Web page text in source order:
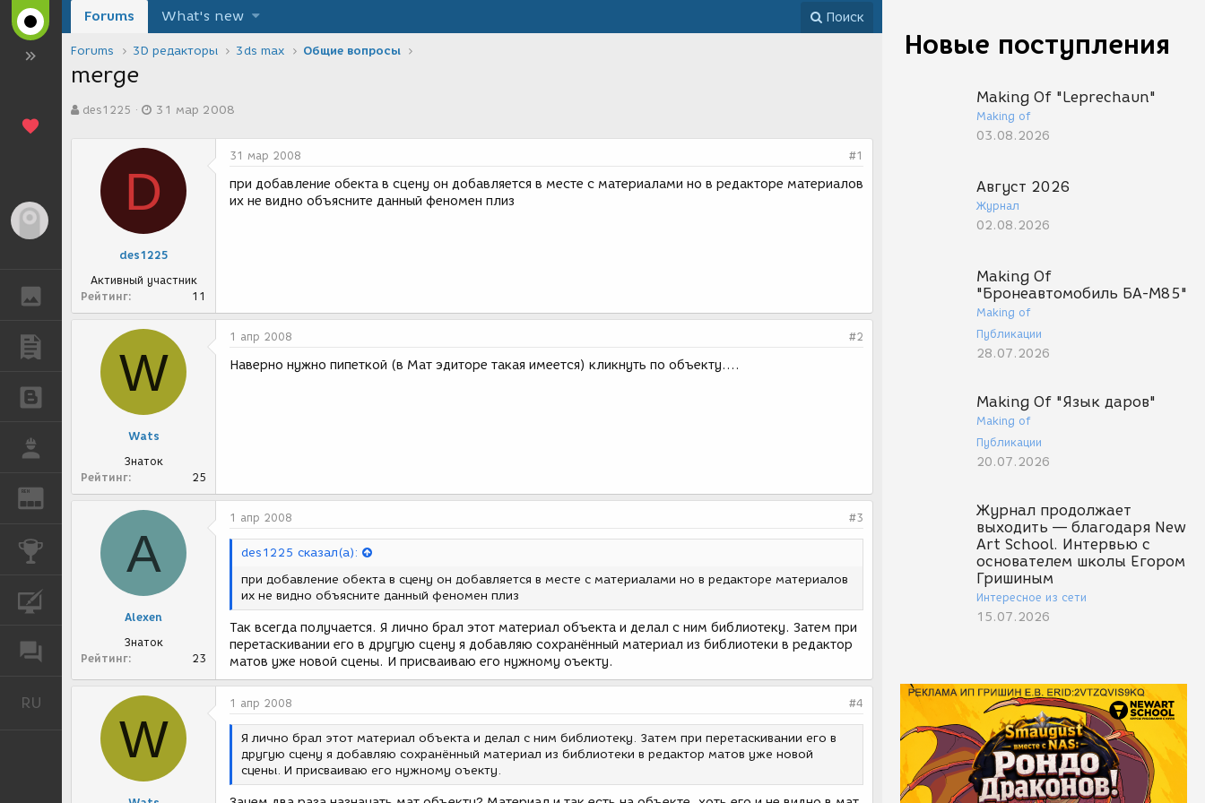
ГАЛЕРЕЯ
ПУБЛИКАЦИИ
БЛОГИ
REN ЖУРНАЛ
КОНКУРСЫ
ФОРУМ
RU
Новые поступления
Making Of "Leprechaun"
Making of
03.08.2026
Август 2026
Журнал
02.08.2026
Making Of
"Бронеавтомобиль БА-М85"
Making of
Публикации
28.07.2026
Making Of "Язык даров"
Making of
Публикации
20.07.2026
Журнал продолжает
выходить — благодаря New
Art School. Интервью с
основателем школы Егором
Гришиным
Интересное из сети
15.07.2026
Forums What's new Поиск
Forums 3D редакторы 3ds max Общие вопросы
merge
в
des1225
а
а
о
з
а
и
я
31 мар 2008
D
des1225
Активный участник
Рейтинг
11
31 мар 2008 #1
при добавление обекта в сцену он добавляется в месте с материалами но в редакторе материалов
их не видно объясните данный феномен плиз
W
Wats
Знаток
Рейтинг
25
1 апр 2008 #2
Наверно нужно пипеткой (в Мат эдиторе такая имеется) кликнуть по объекту....
A
Alexen
Знаток
Рейтинг
23
1 апр 2008 #3
des1225 сказал(а):
при добавление обекта в сцену он добавляется в месте с материалами но в редакторе материалов
их не видно объясните данный феномен плиз
Так всегда получается. Я лично брал этот материал объекта и делал с ним библиотеку. Затем при
перетаскивании его в другую сцену я добавляю сохранённый материал из библиотеки в редактор
матов уже новой сцены. И присваиваю его нужному оъекту.
W
1 апр 2008 #4
Я лично брал этот материал объекта и делал с ним библиотеку. Затем при перетаскивании его в
другую сцену я добавляю сохранённый материал из библиотеки в редактор матов уже новой
сцены. И присваиваю его нужному оъекту.